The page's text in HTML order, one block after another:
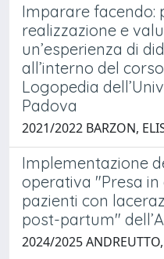
Imparare facendo:
realizzazione e
un’esperienza di
all’interno del
Logopedia
Padova
2021/2022 BARZON,
Implementazione
operativa "Presa
pazienti con
post-partum"
2024/2025 ANDREUTTO,